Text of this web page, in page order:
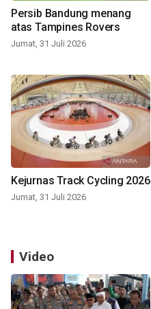
Persib Bandung menang
atas Tampines Rovers
Jumat, 31 Juli 2026
Kejurnas Track Cycling 2026
Jumat, 31 Juli 2026
Video